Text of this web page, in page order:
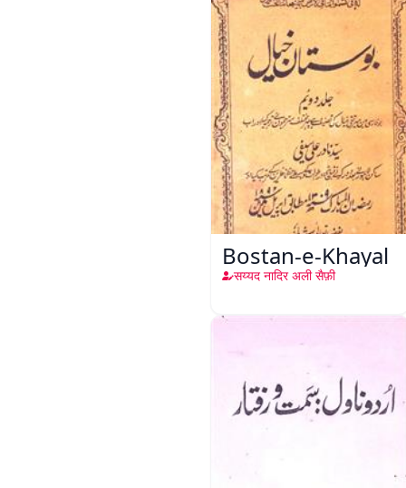
Bostan-e-Khayal
सय्यद नादिर अली सैफ़ी